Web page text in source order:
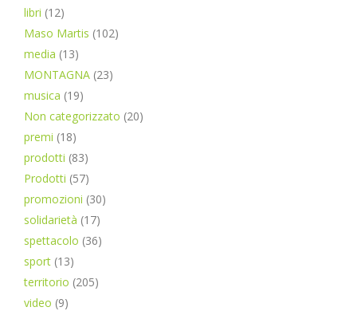
libri (12)
Maso Martis (102)
media (13)
MONTAGNA (23)
musica (19)
Non categorizzato (20)
premi (18)
prodotti (83)
Prodotti (57)
promozioni (30)
solidarietà (17)
spettacolo (36)
sport (13)
territorio (205)
video (9)